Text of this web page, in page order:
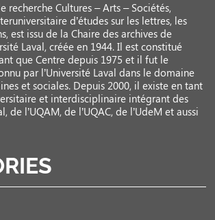
recherche Cultures – Arts – Sociétés,
d’études sur les lettres, les
est issu de la Chaire des archives de
Laval, créée en 1944. Il est constitué
que Centre depuis 1975 et il fut le
par l’Université Laval dans le domaine
et sociales. Depuis 2000, il existe en tant
et interdisciplinaire intégrant des
de l’UQAM, de l’UQAC, de l’UdeM et aussi